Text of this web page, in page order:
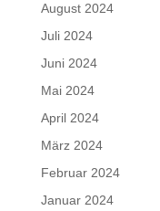
August 2024
Juli 2024
Juni 2024
Mai 2024
April 2024
März 2024
Februar 2024
Januar 2024